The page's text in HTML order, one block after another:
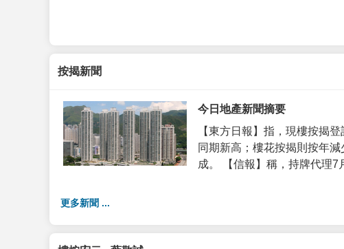
按揭新聞
今日地產新聞摘要
【東方日報】指，現樓按揭
同期新高；樓花按揭則按年
成。 【信報】稱，持牌代理7
更多新聞 ...